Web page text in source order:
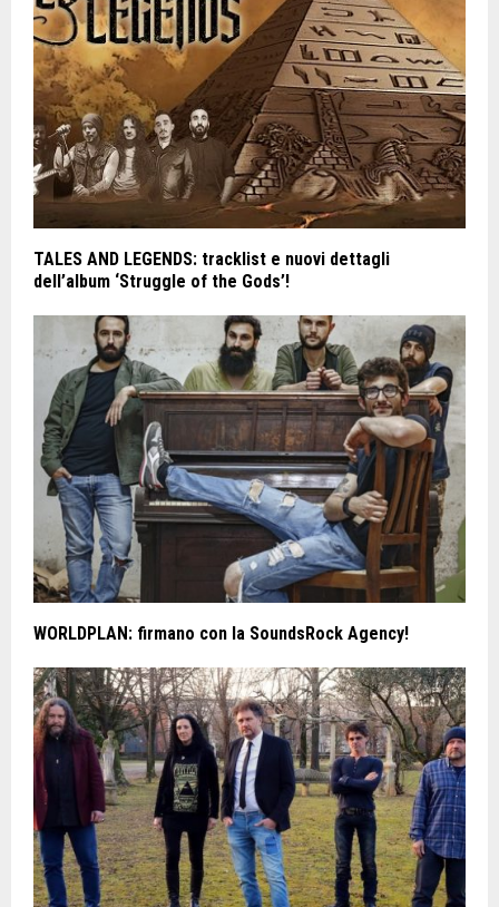
TALES AND LEGENDS: tracklist e nuovi dettagli
dell’album ‘Struggle of the Gods’!
WORLDPLAN: firmano con la SoundsRock Agency!